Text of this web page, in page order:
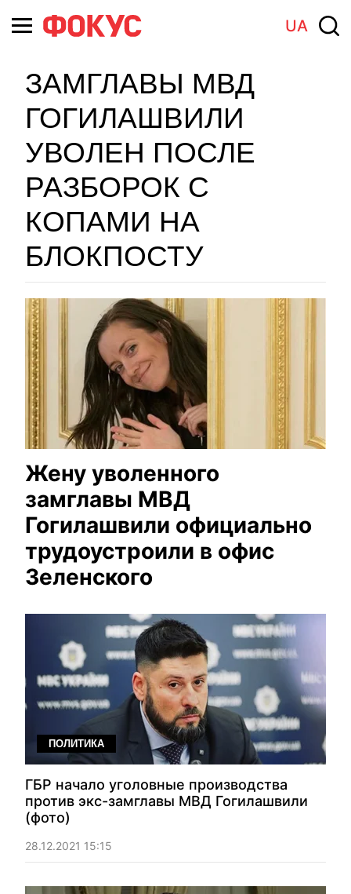
UA
ЗАМГЛАВЫ МВД
ГОГИЛАШВИЛИ
УВОЛЕН ПОСЛЕ
РАЗБОРОК С
КОПАМИ НА
БЛОКПОСТУ
Жену уволенного
замглавы МВД
Гогилашвили официально
трудоустроили в офис
Зеленского
ПОЛИТИКА
ГБР начало уголовные производства
против экс-замглавы МВД Гогилашвили
(фото)
28.12.2021 15:15